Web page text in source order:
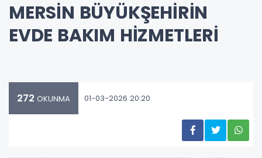
MERSİN BÜYÜKŞEHİRİN
EVDE BAKIM HİZMETLERİ
272 OKUNMA 01-03-2026 20:20